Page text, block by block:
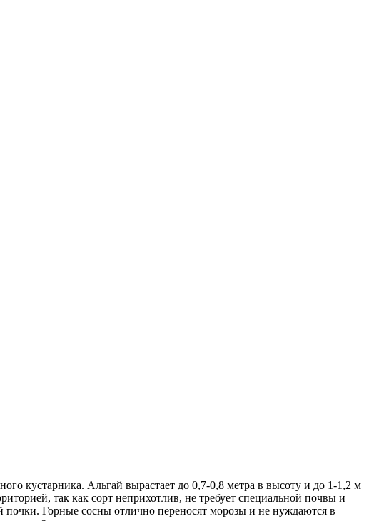
кустарника. Альгай вырастает до 0,7-0,8 метра в высоту и до 1-1,2 м
так как сорт неприхотлив, не требует специальной почвы и
почки. Горные сосны отлично переносят морозы и не нуждаются в